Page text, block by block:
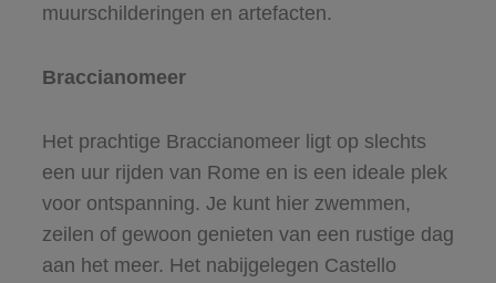
muurschilderingen en artefacten.
Braccianomeer
Het prachtige Braccianomeer ligt op slechts
een uur rijden van Rome en is een ideale plek
voor ontspanning. Je kunt hier zwemmen,
zeilen of gewoon genieten van een rustige dag
aan het meer. Het nabijgelegen Castello